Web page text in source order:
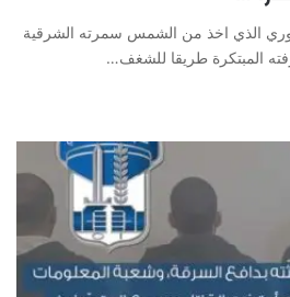
الذي اخذ من الشمس سمرته الشرقية
المبتكرة طريقا للشغف…